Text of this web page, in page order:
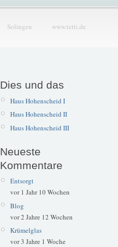
Solingen www.tetti.de
Dies und das
Haus Hohenscheid I
Haus Hohenscheid II
Haus Hohenscheid III
Neueste
Kommentare
Entsorgt
vor 1 Jahr 10 Wochen
Blog
vor 2 Jahre 12 Wochen
Krümelglas
vor 3 Jahre 1 Woche